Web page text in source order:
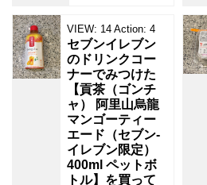
VIEW: 14 Action: 4
セブンイレブン
のドリンクコー
ナーでみつけた
【貢茶（ゴンチ
ャ） 阿里山烏龍
マンゴーティー
エード（セブン‐
イレブン限定）
400ml ペットボ
トル】を買って